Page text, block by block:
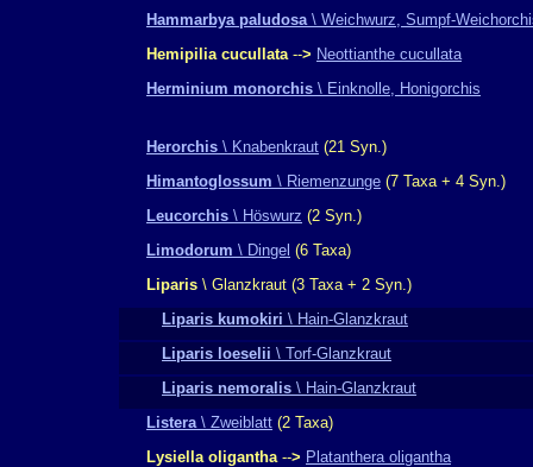
Hammarbya paludosa \ Weichwurz, Sumpf-
Hemipilia cucullata --> Neottianthe cucullata
Herminium monorchis \ Einknolle, Honigorchis
Herorchis \ Knabenkraut (21 Syn.)
Himantoglossum \ Riemenzunge (7 Taxa + 4 Syn.)
Leucorchis \ Höswurz (2 Syn.)
Limodorum \ Dingel (6 Taxa)
Liparis \ Glanzkraut (3 Taxa + 2 Syn.)
Liparis kumokiri \ Hain-Glanzkraut
Liparis loeselii \ Torf-Glanzkraut
Liparis nemoralis \ Hain-Glanzkraut
Listera \ Zweiblatt (2 Taxa)
Lysiella oligantha --> Platanthera oligantha